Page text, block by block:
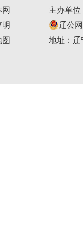
明
主办单
辽公
地址：辽